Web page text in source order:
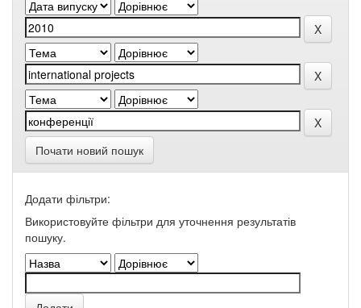
Почати новий пошук
Додати фільтри:
Використовуйте фільтри для уточнення результатів
пошуку.